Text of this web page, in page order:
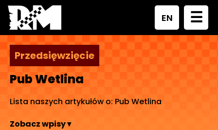
Przedsięwzięcie
Pub Wetlina
Lista naszych artykułów o: Pub Wetlina
Zobacz wpisy ▾
☰
EN